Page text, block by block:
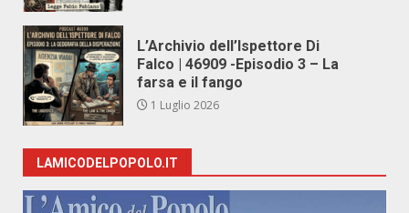
L’Archivio dell’Ispettore Di
Falco | 46909 -Episodio 3 – La
farsa e il fango
1 Luglio 2026
LAMICODELPOPOLO.IT